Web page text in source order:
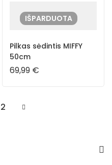
IŠPARDUOTA
Pilkas sėdintis MIFFY
50cm
69,99 €
2